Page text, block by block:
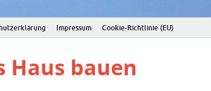
Impressum Cookie-Richtlinie (EU)
Haus bauen